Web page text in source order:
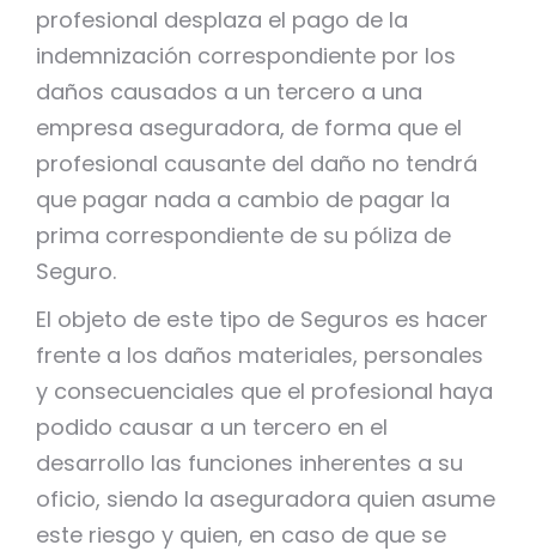
profesional desplaza el pago de la
indemnización correspondiente por los
daños causados a un tercero a una
empresa aseguradora, de forma que el
profesional causante del daño no tendrá
que pagar nada a cambio de pagar la
prima correspondiente de su póliza de
Seguro.
El objeto de este tipo de Seguros es hacer
frente a los daños materiales, personales
y consecuenciales que el profesional haya
podido causar a un tercero en el
desarrollo las funciones inherentes a su
oficio, siendo la aseguradora quien asume
este riesgo y quien, en caso de que se